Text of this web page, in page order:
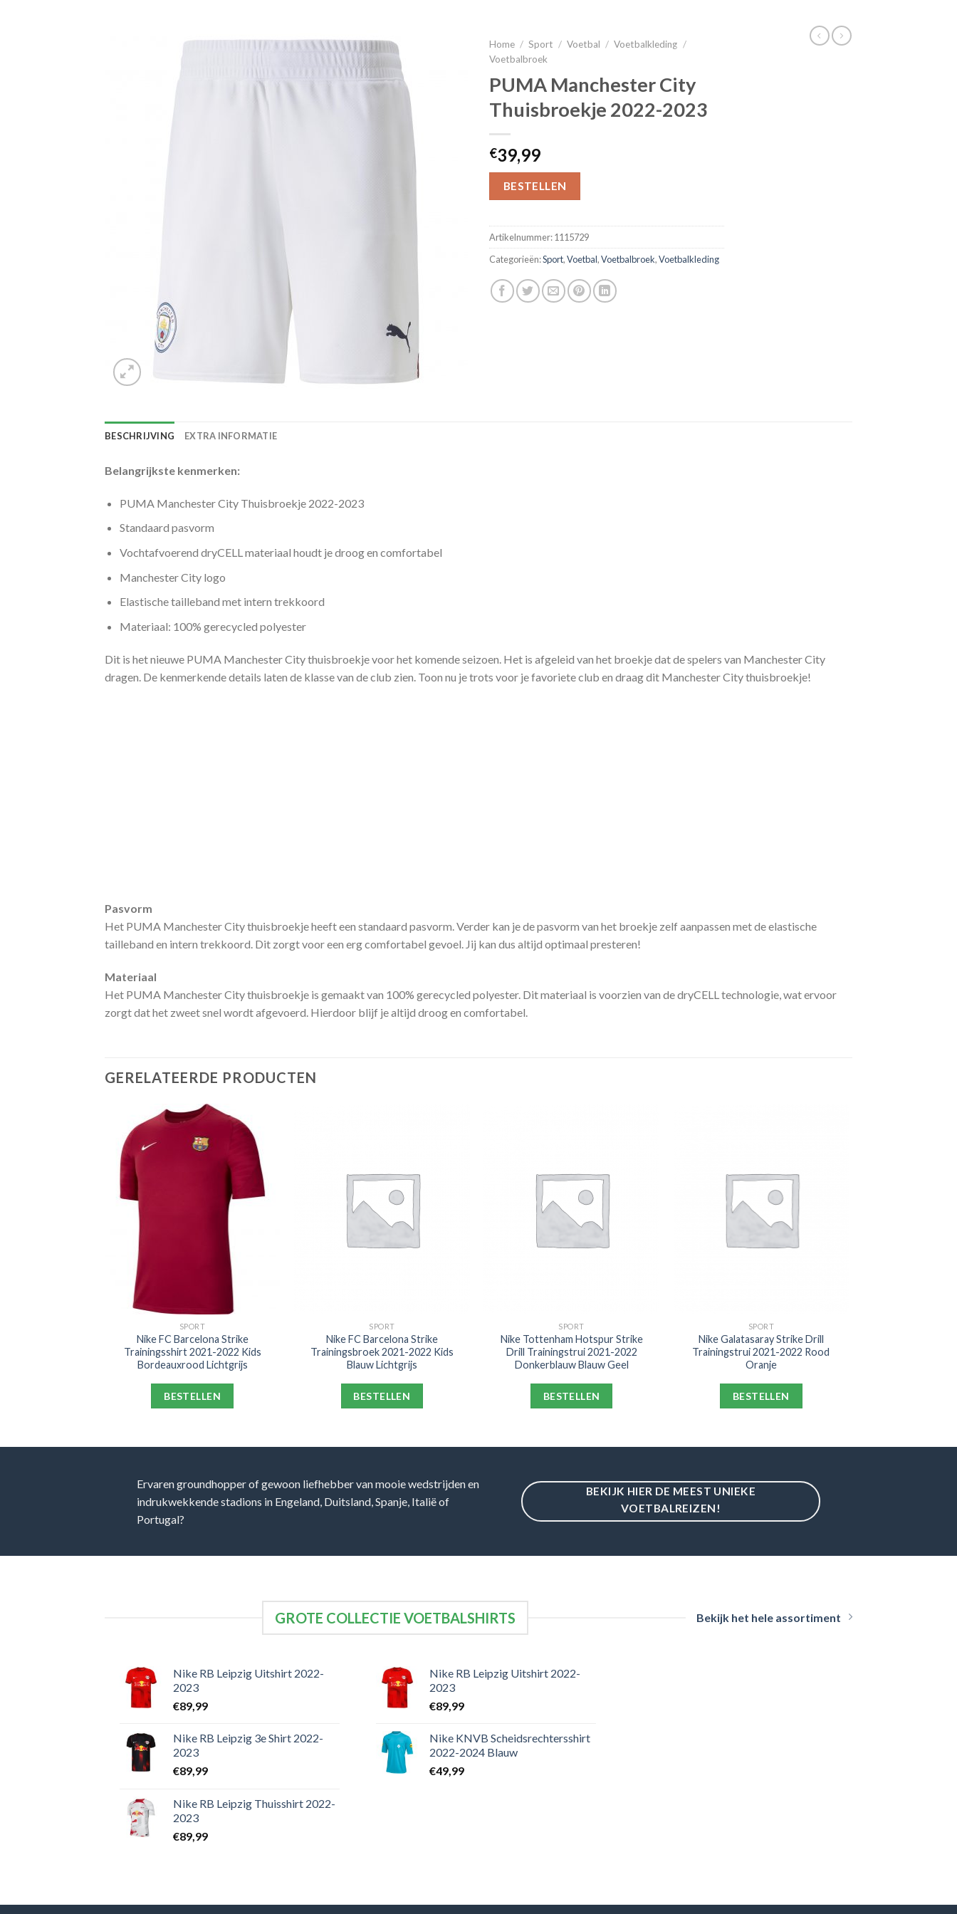
Home / Sport / Voetbal / Voetbalkleding /
Voetbalbroek
PUMA Manchester City
Thuisbroekje 2022-2023
€39,99
BESTELLEN
Artikelnummer:1115729
Categorieën:Sport,Voetbal,Voetbalbroek,Voetbalkleding
BESCHRIJVING EXTRA INFORMATIE
Belangrijkste kenmerken:
PUMA Manchester City Thuisbroekje 2022-2023
Standaard pasvorm
Vochtafvoerend dryCELL materiaal houdt je droog en comfortabel
Manchester City logo
Elastische tailleband met intern trekkoord
Materiaal: 100% gerecycled polyester
Dit is het nieuwe PUMA Manchester City thuisbroekje voor het komende seizoen. Het is afgeleid van het broekje dat de spelers van Manchester City
dragen. De kenmerkende details laten de klasse van de club zien. Toon nu je trots voor je favoriete club en draag dit Manchester City thuisbroekje!
Pasvorm
Het PUMA Manchester City thuisbroekje heeft een standaard pasvorm. Verder kan je de pasvorm van het broekje zelf aanpassen met de elastische
tailleband en intern trekkoord. Dit zorgt voor een erg comfortabel gevoel. Jij kan dus altijd optimaal presteren!
Materiaal
Het PUMA Manchester City thuisbroekje is gemaakt van 100% gerecycled polyester. Dit materiaal is voorzien van de dryCELL technologie, wat ervoor
zorgt dat het zweet snel wordt afgevoerd. Hierdoor blijf je altijd droog en comfortabel.
GERELATEERDE PRODUCTEN
SPORT
Nike FC Barcelona Strike
Trainingsshirt 2021-2022 Kids
Bordeauxrood Lichtgrijs
BESTELLEN
SPORT
Nike FC Barcelona Strike
Trainingsbroek 2021-2022 Kids
Blauw Lichtgrijs
BESTELLEN
SPORT
Nike Tottenham Hotspur Strike
Drill Trainingstrui 2021-2022
Donkerblauw Blauw Geel
BESTELLEN
SPORT
Nike Galatasaray Strike Drill
Trainingstrui 2021-2022 Rood
Oranje
BESTELLEN
Ervaren groundhopper of gewoon liefhebber van mooie wedstrijden en
indrukwekkende stadions in Engeland, Duitsland, Spanje, Italië of
Portugal?
BEKIJK HIER DE MEEST UNIEKE
VOETBALREIZEN!
GROTE COLLECTIE VOETBALSHIRTS Bekijk het hele assortiment
Nike RB Leipzig Uitshirt 2022-
2023
€89,99
Nike RB Leipzig 3e Shirt 2022-
2023
€89,99
Nike RB Leipzig Thuisshirt 2022-
2023
€89,99
Nike RB Leipzig Uitshirt 2022-
2023
€89,99
Nike KNVB Scheidsrechtersshirt
2022-2024 Blauw
€49,99